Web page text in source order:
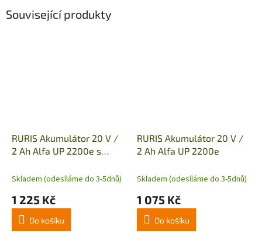
Související produkty
RURIS Akumulátor 20 V /
2 Ah Alfa UP 2200e s
Skladem (odesíláme do 3-5dnů)
1 225 Kč
Do košíku
RURIS Akumulátor 20 V /
2 Ah Alfa UP 2200e
Skladem (odesíláme do 3-5dnů)
1 075 Kč
Do košíku